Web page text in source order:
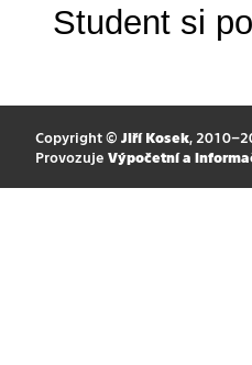
Student si
Copyright © Jiří Kosek,
Provozuje Výpočetní a